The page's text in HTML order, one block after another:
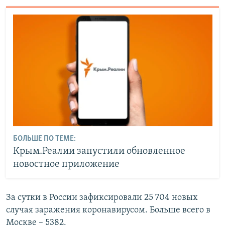
БОЛЬШЕ ПО ТЕМЕ:
Крым.Реалии запустили обновленное
новостное приложение
За сутки в России зафиксировали 25 704 новых
случая заражения коронавирусом. Больше всего в
Москве – 5382.